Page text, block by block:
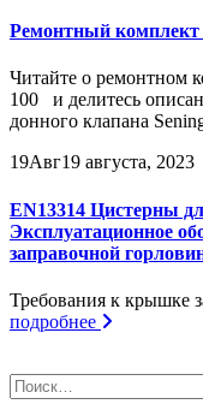
Ремонтный комплект
Читайте о ремонтном
100 и делитесь
донного клапана
19Авг19 августа, 2023
EN13314 Цистерны
Эксплуатационное
заправочной
Требования к крышке
подробнее